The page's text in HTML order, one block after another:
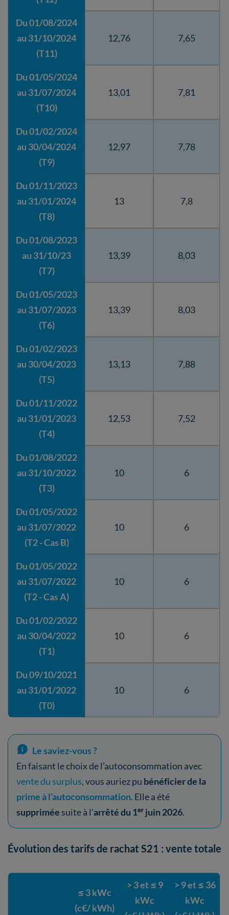
Du 01/08/2024
au 31/10/2024
(T11)
12,76 7,65
Du 01/05/2024
au 31/07/2024
(T10)
13,01 7,81
Du 01/02/2024
au 30/04/2024
(T9)
12,97 7,78
Du 01/11/2023
au 31/01/2024
(T8)
13 7,8
Du 01/08/2023
au 31/10/23
(T7)
13,39 8,03
Du 01/05/2023
au 31/07/2023
(T6)
13,39 8,03
Du 01/02/2023
au 30/04/2023
(T5)
13,13 7,88
Du 01/11/2022
au 31/01/2023
(T4)
12,53 7,52
Du 01/08/2022
au 31/10/2022
(T3)
10 6
Du 01/05/2022
au 31/07/2022
(T2 - Cas B)
10 6
Du 01/05/2022
au 31/07/2022
(T2 - Cas A)
10 6
Du 01/02/2022
au 30/04/2022
(T1)
10 6
Du 09/10/2021
au 31/01/2022
(T0)
10 6
Le saviez-vous ?
En faisant le choix de l’autoconsommation avec
vente du surplus, vous auriez pu bénéficier de la
prime à l’autoconsommation. Elle a été
supprimée suite à l'arrêté du 1ᵉʳ juin 2026.
Évolution des tarifs de rachat S21 : vente totale
≤ 3 kWc
(c€/ kWh)
> 3 et ≤ 9
kWc
> 9 et ≤ 36
kWc